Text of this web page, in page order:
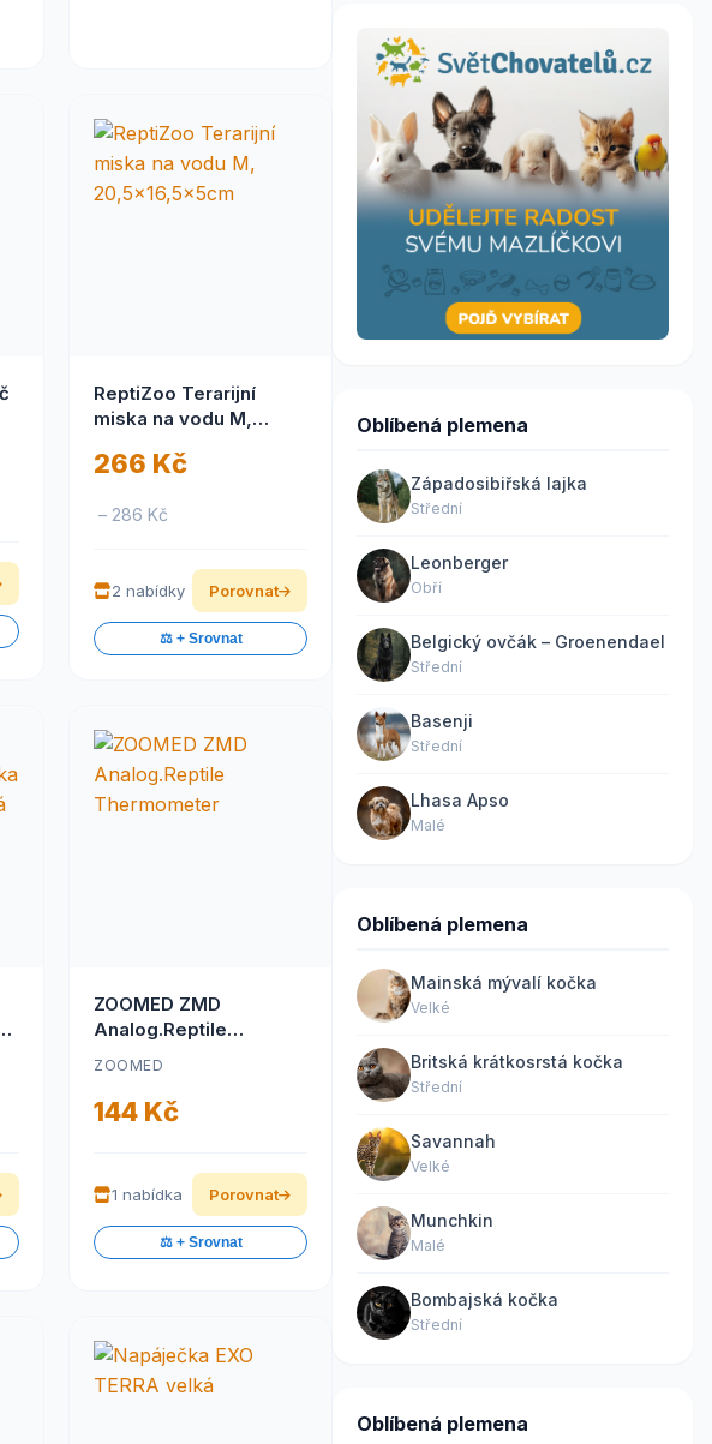
ReptiZoo Terarijní
miska na vodu M,
266 Kč
– 286 Kč
2 nabídky Porovnat
⚖️ + Srovnat
ZOOMED ZMD
Analog.Reptile
Thermometer
ZOOMED
144 Kč
1 nabídka Porovnat
⚖️ + Srovnat
Oblíbená plemena
Západosibiřská lajka
Střední
Leonberger
Obří
Belgický ovčák – Groenendael
Střední
Basenji
Střední
Lhasa Apso
Malé
Oblíbená plemena
Mainská mývalí kočka
Velké
Britská krátkosrstá kočka
Střední
Savannah
Velké
Munchkin
Malé
Bombajská kočka
Střední
Oblíbená plemena